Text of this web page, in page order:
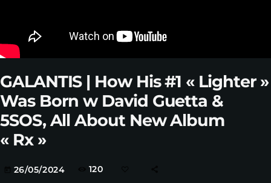
GALANTIS | How His #1 « Lighter »
Was Born w David Guetta &
5SOS, All About New Album
« Rx »
26/05/2024 120